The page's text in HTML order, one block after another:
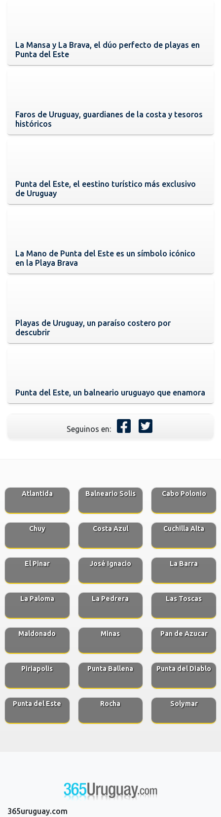
La Mansa y La Brava, el dúo perfecto de playas en
Punta del Este
Faros de Uruguay, guardianes de la costa y tesoros
históricos
Punta del Este, el eestino turístico más exclusivo
de Uruguay
La Mano de Punta del Este es un símbolo icónico
en la Playa Brava
Playas de Uruguay, un paraíso costero por
descubrir
Punta del Este, un balneario uruguayo que enamora
Seguinos en:
Atlantida Balneario Solis Cabo Polonio
Chuy Costa Azul Cuchilla Alta
El Pinar José Ignacio La Barra
La Paloma La Pedrera Las Toscas
Maldonado Minas Pan de Azucar
Piriapolis Punta Ballena Punta del Diablo
Punta del Este Rocha Solymar
365uruguay.com